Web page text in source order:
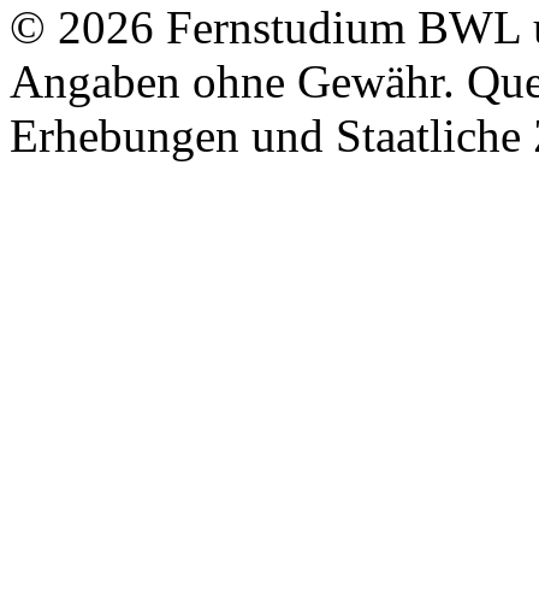
© 2026 Fernstudium BWL
Angaben ohne Gewähr.
Erhebungen und